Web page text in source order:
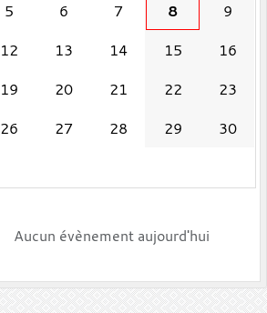
5 6 7 8
9
12 13 14 15
16
19 20 21 22
23
26 27 28 29
30
Aucun évènement aujourd'hui